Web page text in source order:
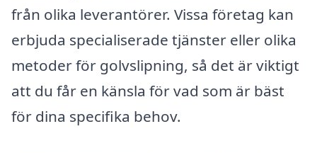
från olika leverantörer. Vissa företag kan
erbjuda specialiserade tjänster eller olika
metoder för golvslipning, så det är viktigt
att du får en känsla för vad som är bäst
för dina specifika behov.